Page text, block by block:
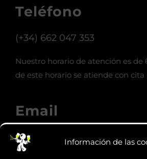
Información de las
Teléfono
(+34) 662 047 353
Nuestro horario de atención es de
de este horario se atiende con cita
Email
info@fastdesign.es